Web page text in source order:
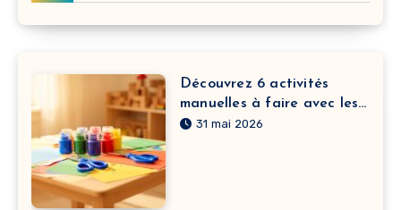
Découvrez 6 activités
manuelles à faire avec les
enfants à la crèche pour
31 mai 2026